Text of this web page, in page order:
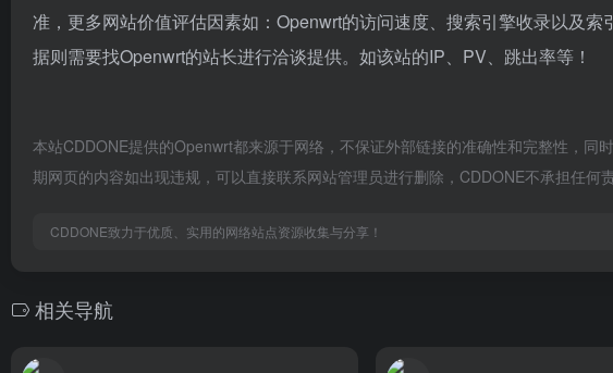
准，更多网站价值评估因素如：Openwrt的访问速度、搜索引擎收录以及
据则需要找Openwrt的站长进行洽谈提供。如该站的IP、PV、跳出率等！
本站CDDONE提供的Openwrt都来源于网络，不保证外部链接的准确性和完整性，
期网页的内容如出现违规，可以直接联系网站管理员进行删除，CDDONE不承担任何责
CDDONE致力于优质、实用的网络站点资源收集与分享！
相关导航